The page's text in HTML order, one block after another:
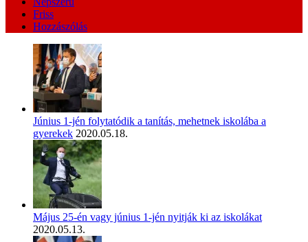
Friss
Hozzászólás
Június 1-jén folytatódik a tanítás, mehetnek iskolába a
gyerekek 2020.05.18.
Május 25-én vagy június 1-jén nyitják ki az iskolákat
2020.05.13.